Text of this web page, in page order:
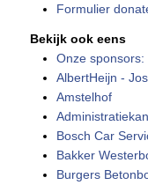
Formulier
Bekijk ook eens
Onze sponsors:
AlbertHeijn -
Amstelhof
Bosch Car
Bakker
Burgers